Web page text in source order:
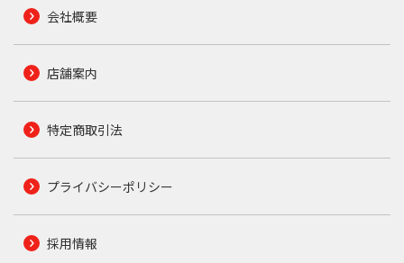
会社概要
店舗案内
特定商取引法
プライバシーポリシー
採用情報